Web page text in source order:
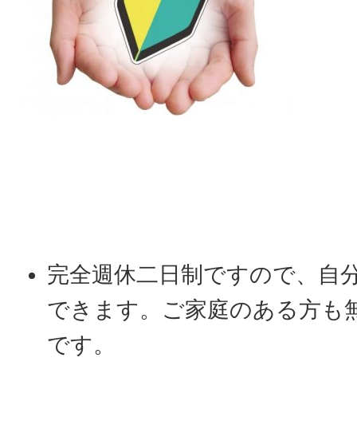
完全週休二日制ですので、自
できます。ご家庭のある方も
です。